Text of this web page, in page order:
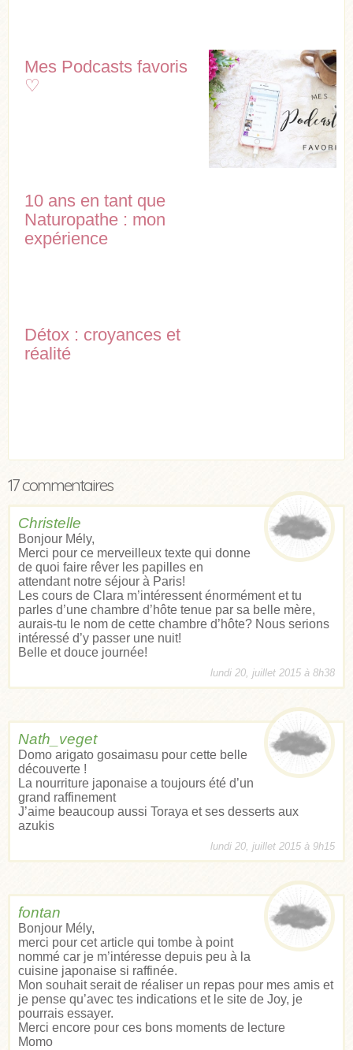
Mes Podcasts favoris
♡
10 ans en tant que
Naturopathe : mon
expérience
Détox : croyances et
réalité
17 commentaires
Christelle
Bonjour Mély,
Merci pour ce merveilleux texte qui donne
de quoi faire rêver les papilles en
attendant notre séjour à Paris!
Les cours de Clara m’intéressent énormément et tu
parles d’une chambre d’hôte tenue par sa belle mère,
aurais-tu le nom de cette chambre d’hôte? Nous serions
intéressé d’y passer une nuit!
Belle et douce journée!
lundi 20, juillet 2015 à 8h38
Nath_veget
Domo arigato gosaimasu pour cette belle
découverte !
La nourriture japonaise a toujours été d’un
grand raffinement
J’aime beaucoup aussi Toraya et ses desserts aux
azukis
lundi 20, juillet 2015 à 9h15
fontan
Bonjour Mély,
merci pour cet article qui tombe à point
nommé car je m’intéresse depuis peu à la
cuisine japonaise si raffinée.
Mon souhait serait de réaliser un repas pour mes amis et
je pense qu’avec tes indications et le site de Joy, je
pourrais essayer.
Merci encore pour ces bons moments de lecture
Momo